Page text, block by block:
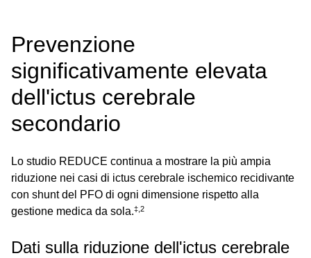
Prevenzione
significativamente elevata
dell'ictus cerebrale
secondario
Lo studio REDUCE continua a mostrare la più ampia
riduzione nei casi di ictus cerebrale ischemico recidivante
con shunt del PFO di ogni dimensione rispetto alla
gestione medica da sola.‡,2
Dati sulla riduzione dell'ictus cerebrale